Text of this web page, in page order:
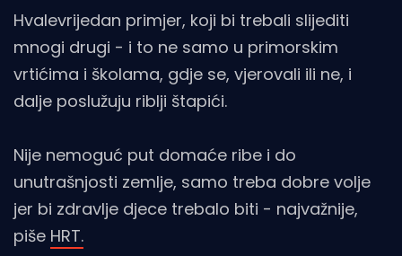
Hvalevrijedan primjer, koji bi trebali slijediti
mnogi drugi - i to ne samo u primorskim
vrtićima i školama, gdje se, vjerovali ili ne, i
dalje poslužuju riblji štapići.
Nije nemoguć put domaće ribe i do
unutrašnjosti zemlje, samo treba dobre volje
jer bi zdravlje djece trebalo biti - najvažnije,
piše HRT.